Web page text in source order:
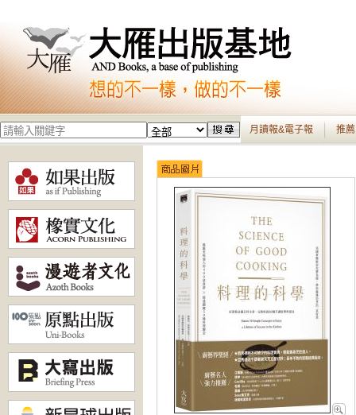
月讀報&電子報 推